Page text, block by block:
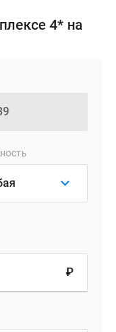
4* на
₽